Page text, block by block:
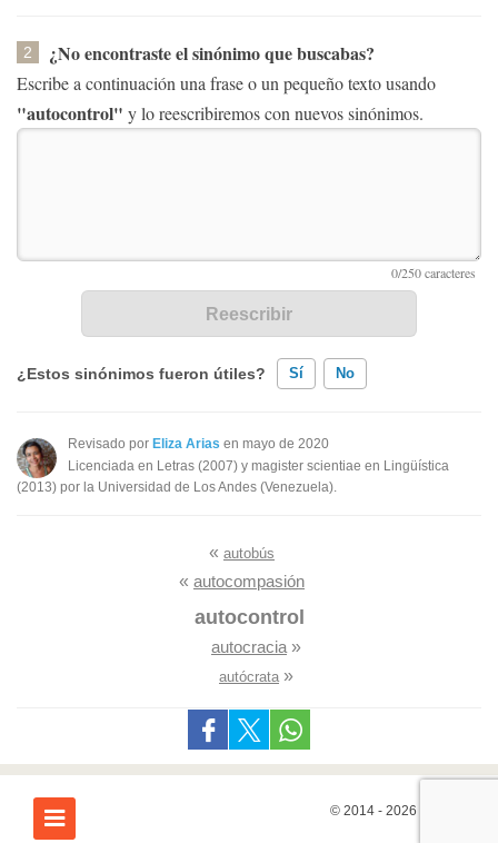
2 ¿No encontraste el sinónimo que buscabas?
Escribe a continuación una frase o un pequeño texto usando
"autocontrol" y lo reescribiremos con nuevos sinónimos.
¿Estos sinónimos fueron útiles? Sí No
Existen sinónimos incorrectos
Ninguno de los sinónimos presentados me ayudó
Revisado por Eliza Arias en mayo de 2020
Licenciada en Letras (2007) y magister scientiae en Lingüística
(2013) por la Universidad de Los Andes (Venezuela).
« autobús
« autocompasión
autocontrol
autocracia »
autócrata »
© 2014 - 2026